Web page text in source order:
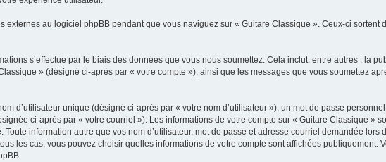
externes au logiciel phpBB pendant que vous naviguez sur « Guitare Classique ». Ceux-ci
s’effectue par le biais des données que vous nous soumettez. Cela inclut, entre autres : la
» (désigné ci-après par « votre compte »), ainsi que les messages que vous soumettez
d’utilisateur unique (désigné ci-après par « votre nom d’utilisateur »), un mot de passe
ci-après par « votre courriel »). Les informations de votre compte sur « Guitare Classique »
information autre que vos nom d’utilisateur, mot de passe et adresse courriel demandée lors
les cas, vous pouvez choisir quelles informations de votre compte sont affichées